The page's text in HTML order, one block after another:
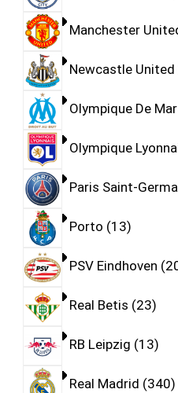
Manchester
Newcastle United
Olympique De
Olympique
Paris Saint-
Porto 13
PSV Eindhoven
Real Betis 23
RB Leipzig 13
Real Madrid 340